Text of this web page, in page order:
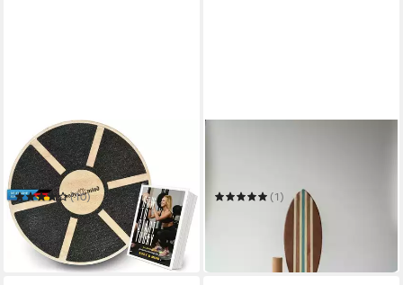
BODY & MIND
Balanceboard Balance-Board
Deluxe – Holz-Balance-Board
& Core-Stabilitäts-Board Pro
(10)
ab 24,95 € UVP49,95 €
-50%
in 2-3 Werktagen bei dir
Bodenständer, Balance Board
(1)
in 2-3 Werktagen bei dir